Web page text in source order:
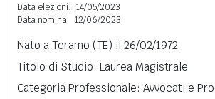
Data elezioni: 14/05/2023
Data nomina: 12/06/2023
Nato a Teramo (TE) il 26/02/1972
Titolo di Studio: Laurea Magistrale
Categoria Professionale: Avvocati e